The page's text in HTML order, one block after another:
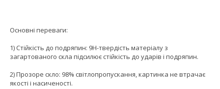
Основні переваги:
1) Стійкість до подряпин: 9H-твердість матеріалу з
загартованого скла підсилює стійкість до ударів і подряпин.
2) Прозоре скло: 98% світлопропускання, картинка не втрачає
якості і насиченості.